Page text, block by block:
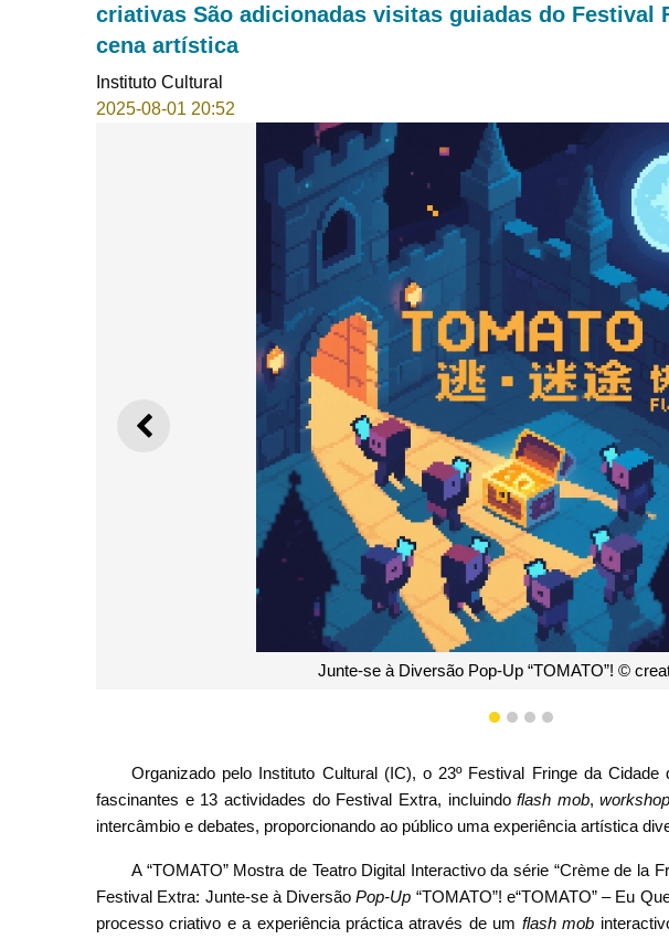
criativas São adicionadas visitas guiadas do Festival
cena artística
Instituto Cultural
2025-08-01 20:52
ANTERIOR
Workshops Criativos para Todos
1 2 3 4
Organizado pelo Instituto Cultural (IC), o 23º Festival Fringe da
fascinantes e 13 actividades do Festival Extra, incluindoflash mob,
intercâmbio e debates, proporcionando ao público uma experiência artística
A “TOMATO” Mostra de Teatro Digital Interactivo da série “Crème de la
Festival Extra: Junte-se à DiversãoPop-Up “TOMATO”! e“TOMATO” – Eu
processo criativo e a experiência práctica através de um flash mob